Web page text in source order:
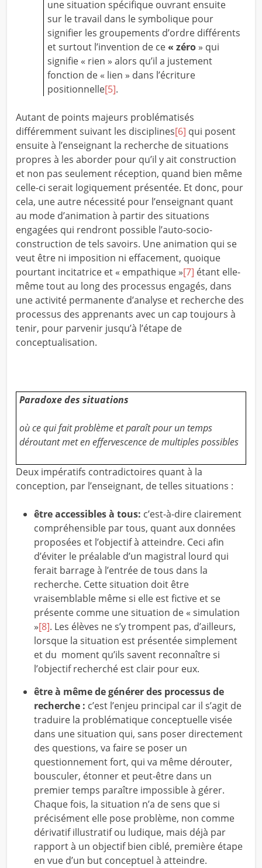
une situation spécifique ouvrant ensuite
sur le travail dans le symbolique pour
signifier les groupements d’ordre différents
et surtout l’invention de ce« zéro» qui
signifie « rien » alors qu’il a justement
fonction de « lien » dans l’écriture
positionnelle[5].
Autant de points majeurs problématisés
différemment suivant les disciplines[6] qui posent
ensuite à l’enseignant la recherche de situations
propres à les aborder pour qu’il y ait construction
et non pas seulement réception, quand bien même
celle-ci serait logiquement présentée. Et donc, pour
cela, une autre nécessité pour l’enseignant quant
au mode d’animation à partir des situations
engagées qui rendront possible l’auto-socio-
construction de tels savoirs. Une animation qui se
veut être ni imposition ni effacement, quoique
pourtant incitatrice et « empathique »[7] étant elle-
même tout au long des processus engagés, dans
une activité permanente d’analyse et recherche des
processus des apprenants avec un cap toujours à
tenir, pour parvenir jusqu’à l’étape de
conceptualisation.
Paradoxe des situations
où ce qui fait problème et paraît pour un temps
déroutant met en effervescence de multiples possibles
Deux impératifs contradictoires quant à la
conception, par l’enseignant, de telles situations :
être accessibles à tous: c’est-à-dire clairement
compréhensible par tous, quant aux données
proposées et l’objectif à atteindre. Ceci afin
d’éviter le préalable d’un magistral lourd qui
ferait barrage à l’entrée de tous dans la
recherche. Cette situation doit être
vraisemblable même si elle est fictive et se
présente comme une situation de « simulation
»[8]. Les élèves ne s’y trompent pas, d’ailleurs,
lorsque la situation est présentée simplement
et du moment qu’ils savent reconnaître si
l’objectif recherché est clair pour eux.
être à même de générer des processus de
recherche : c’est l’enjeu principal car il s’agit de
traduire la problématique conceptuelle visée
dans une situation qui, sans poser directement
des questions, va faire se poser un
questionnement fort, qui va même dérouter,
bousculer, étonner et peut-être dans un
premier temps paraître impossible à gérer.
Chaque fois, la situation n’a de sens que si
précisément elle pose problème, non comme
dérivatif illustratif ou ludique, mais déjà par
rapport à un objectif bien ciblé, première étape
en vue d’un but conceptuel à atteindre.